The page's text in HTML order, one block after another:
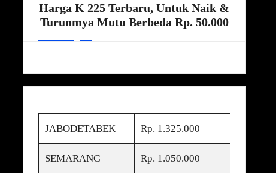
Harga K 225 Terbaru, Untuk Naik &
Turunmya Mutu Berbeda Rp. 50.000
JABODETABEK Rp. 1.325.000
SEMARANG Rp. 1.050.000